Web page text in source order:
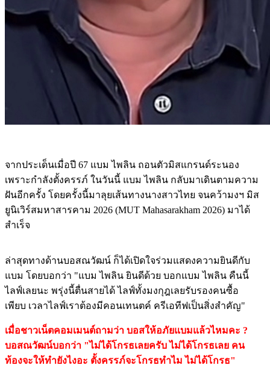
จากประเด็นเมื่อปี 67 แบม ไพลิน ถอนตัวมิสแกรนด์ระนอง
เพราะกำลังตั้งครรภ์ ในวันนี้ แบม ไพลิน กลับมาเดินตามความ
ฝันอีกครั้ง โดยครั้งนี้มาลุยเส้นทางนางสาวไทย จนคว้ามงฯ มิส
ยูนิเวิร์สมหาสารคาม 2026 (MUT Mahasarakham 2026) มาได้
สำเร็จ
ล่าสุดทางด้านบอสณวัฒน์ ก็ได้เปิดใจร่วมแสดงความยินดีกับ
แบม โดยบอกว่า "แบม ไพลิน ยินดีด้วย บอกแบม ไพลิน คืนนี้
ไลฟ์เลยนะ พรุ่งนี้ตื่นสายได้ ไลฟ์ทั้งมงกุฎเลยรับรองคนซื้อ
เพียบ เวลาไลฟ์เราต้องมีคอนเทนตค์ ครีเอทีฟเป็นสิ่งสำคัญ"
เมื่อชาวเน็ตคอมเมนต์ถามว่า บอสให้อภัยแบมแล้วไหมคะ ?
บอสณวัฒน์บอกว่า "ไม่ได้โกรธเลยครับ ไม่ได้โกรธเลย คน
ท้องจะให้ทำยังไงอะ ตั้งครรภ์จะโกรธทำไม ไม่ได้โกรธ"